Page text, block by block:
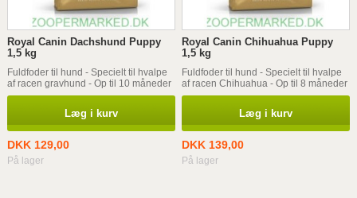
Royal Canin Dachshund Puppy
1,5 kg
Fuldfoder til hund - Specielt til hvalpe
af racen gravhund - Op til 10 måneder
Læg i kurv
DKK 129,00
På lager
Royal Canin Chihuahua Puppy
1,5 kg
Fuldfoder til hund - Specielt til hvalpe
af racen Chihuahua - Op til 8 måneder
Læg i kurv
DKK 139,00
På lager